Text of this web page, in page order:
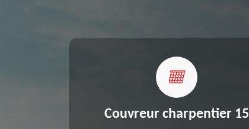
Couvreur charpentier 15